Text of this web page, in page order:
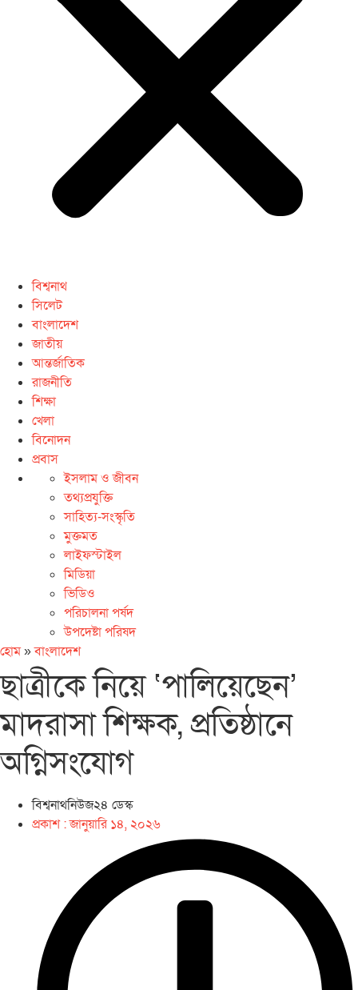
বিশ্বনাথ
সিলেট
বাংলাদেশ
জাতীয়
আন্তর্জাতিক
রাজনীতি
শিক্ষা
খেলা
বিনোদন
প্রবাস
ইসলাম ও জীবন
তথ্যপ্রযুক্তি
সাহিত্য-সংস্কৃতি
মুক্তমত
লাইফস্টাইল
মিডিয়া
ভিডিও
পরিচালনা পর্ষদ
উপদেষ্টা পরিষদ
হোম»বাংলাদেশ
ছাত্রীকে নিয়ে ‘পালিয়েছেন’
মাদরাসা শিক্ষক, প্রতিষ্ঠানে
অগ্নিসংযোগ
বিশ্বনাথনিউজ২৪ ডেস্ক
প্রকাশ :জানুয়ারি ১৪, ২০২৬